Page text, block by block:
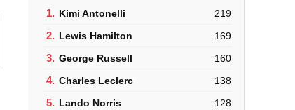
1. Kimi Antonelli 219
2. Lewis Hamilton 169
3. George Russell 160
4. Charles Leclerc 138
5. Lando Norris 128